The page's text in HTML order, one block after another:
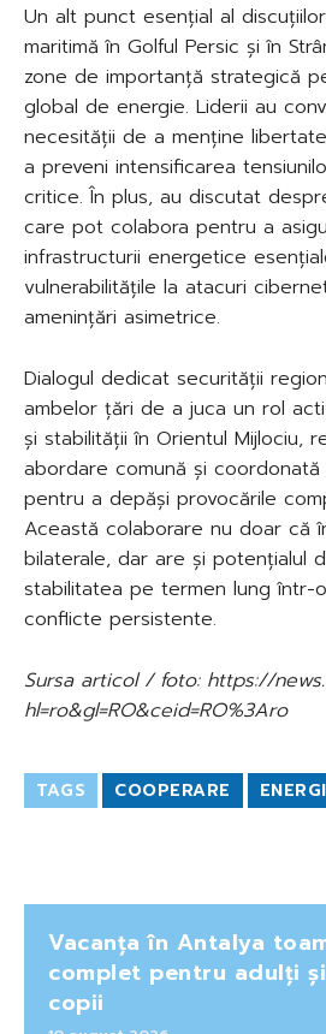
Un alt punct esențial al
maritimă în Golful Persic și în
zone de importanță strategică
global de energie. Liderii au
necesității de a menține
a preveni intensificarea
critice. În plus, au discutat
care pot colabora pentru a
infrastructurii energetice
vulnerabilitățile la atacuri
amenințări asimetrice.
Dialogul dedicat securității
ambelor țări de a juca un rol
și stabilității în Orientul Mijlociu,
abordare comună și
pentru a depăși provocările
Această colaborare nu doar că
bilaterale, dar are și potențialul
stabilitatea pe termen lung într-
conflicte persistente.
Sursa articol / foto: https://
hl=ro&gl=RO&ceid=RO%3Aro
TAGS COOPERARE
Vacanța în Antalya
complet pentru adulți
copii